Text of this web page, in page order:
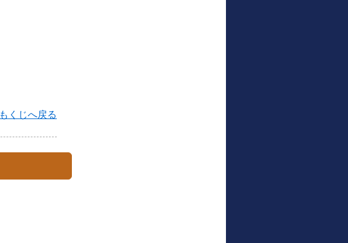
もくじへ戻る